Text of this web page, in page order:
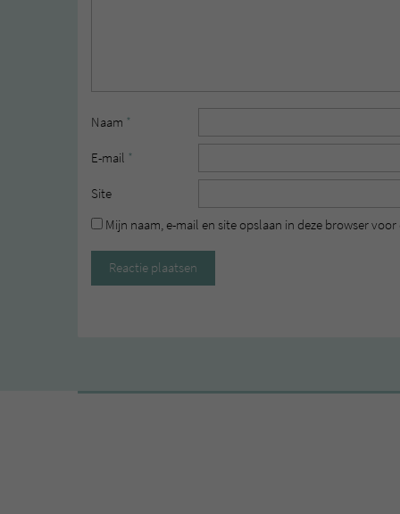
Naam *
E-mail *
Site
Mijn naam, e-mail en site opslaan in deze browser